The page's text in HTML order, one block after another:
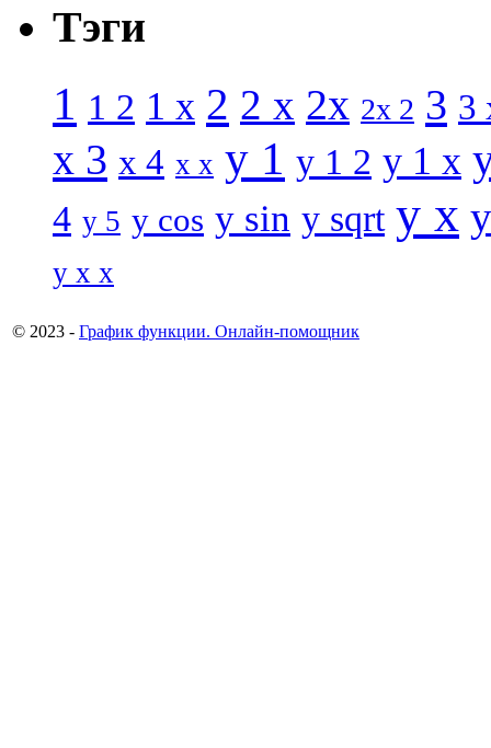
Тэги
1 1 2 1 x 2 2 x 2x 2x 2 3 3
x 3 x 4 x x y 1 y 1 2 y 1 x
4 y 5 y cos y sin y sqrt y x
y x x
© 2023 - График функции. Онлайн-помощник